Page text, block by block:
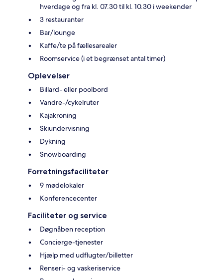
hverdage og fra kl. 07.30 til kl. 10.30 i weekender
3 restauranter
Bar/lounge
Kaffe/te på fællesarealer
Roomservice (i et begrænset antal timer)
Oplevelser
Billard- eller poolbord
Vandre-/cykelruter
Kajakroning
Skiundervisning
Dykning
Snowboarding
Forretningsfaciliteter
9 mødelokaler
Konferencecenter
Faciliteter og service
Døgnåben reception
Concierge-tjenester
Hjælp med udflugter/billetter
Renseri- og vaskeriservice